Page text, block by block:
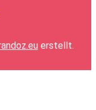
erstellt.